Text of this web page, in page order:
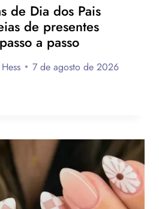
de Dia dos Pais
de presentes
a passo
7 de agosto de 2026